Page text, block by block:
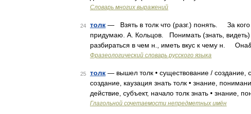
Словарь многих выражений
24 толк — Взять в толк что (разг.) понять. За
придумаю. А. Кольцов. Понимать (знать, видеть)
разбираться в чем н., иметь вкус к чему н.
Фразеологический словарь русского языка
25 толк — вышел толк • существование / создание,
создание, каузация знать толк • знание,
действие, субъект, начало толк знать • знание,
Глагольной сочетаемости непредметных имён